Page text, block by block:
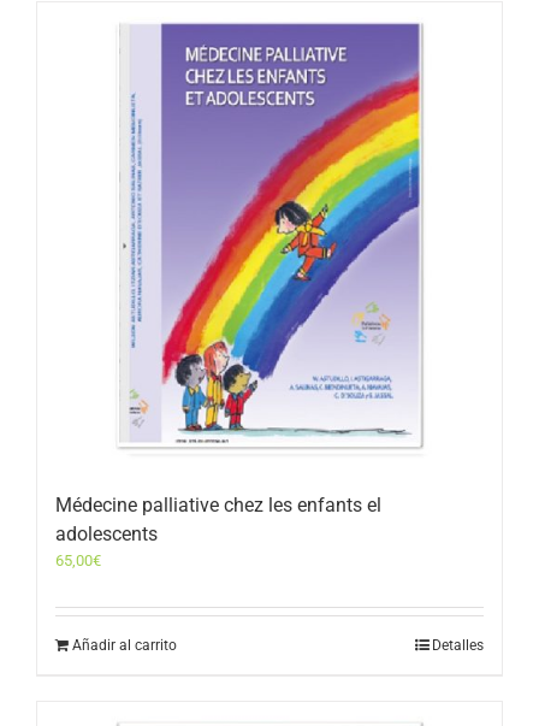
Médecine palliative chez les enfants el
adolescents
65,00€
Añadir al carrito Detalles